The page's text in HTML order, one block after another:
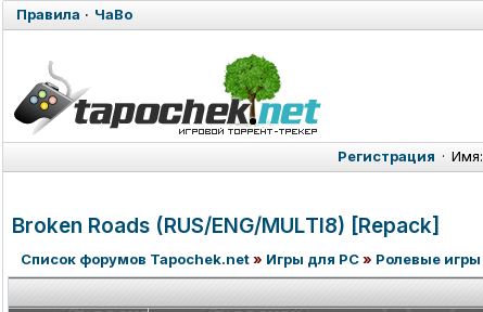
Правила · ЧаВо
Регистрация · Имя:
Broken Roads (RUS/ENG/MULTI8) [Repack]
Список форумов Tapochek.net» Игры для PC» Ролевые игры